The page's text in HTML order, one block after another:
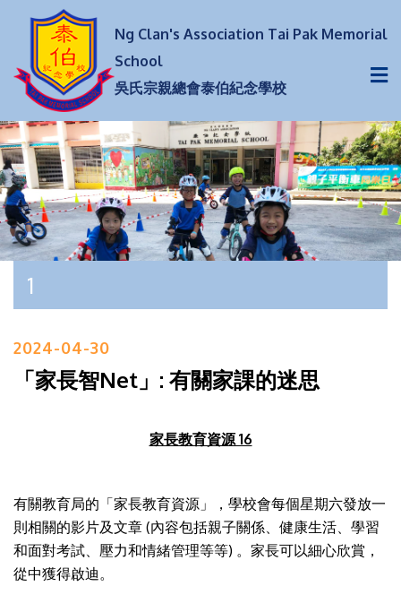
Ng Clan's Association Tai Pak Memorial
School
吳氏宗親總會泰伯紀念學校
1
2024-04-30
「家長智Net」: 有關家課的迷思
家長教育資源 16
有關教育局的「家長教育資源」，學校會每個星期六發放一
則相關的影片及文章 (內容包括親子關係、健康生活、學習
和面對考試、壓力和情緒管理等等) 。家長可以細心欣賞，
從中獲得啟迪。